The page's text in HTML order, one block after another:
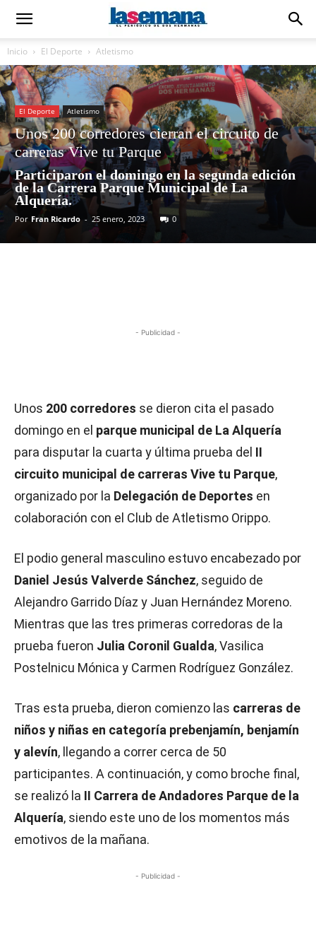
Inicio El Deporte Atletismo
El Deporte Atletismo
Unos 200 corredores cierran el circuito de
carreras Vive tu Parque
Participaron el domingo en la segunda edición
de la Carrera Parque Municipal de La
Alquería.
Por Fran Ricardo - 25 enero, 2023 0
- Publicidad -
Unos 200 corredores se dieron cita el pasado
domingo en el parque municipal de La Alquería
para disputar la cuarta y última prueba del II
circuito municipal de carreras Vive tu Parque,
organizado por la Delegación de Deportes en
colaboración con el Club de Atletismo Orippo.
El podio general masculino estuvo encabezado por
Daniel Jesús Valverde Sánchez, seguido de
Alejandro Garrido Díaz y Juan Hernández Moreno.
Mientras que las tres primeras corredoras de la
prueba fueron Julia Coronil Gualda, Vasilica
Postelnicu Mónica y Carmen Rodríguez González.
Tras esta prueba, dieron comienzo las carreras de
niños y niñas en categoría prebenjamín, benjamín
y alevín, llegando a correr cerca de 50
participantes. A continuación, y como broche final,
se realizó la II Carrera de Andadores Parque de la
Alquería, siendo este uno de los momentos más
emotivos de la mañana.
- Publicidad -